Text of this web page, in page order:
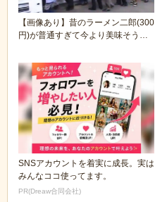
【画像あり】昔のラーメン二郎(300
円)が普通すぎて今より美味そうな
SNSアカウントを着実に成長。実は
みんなココ使ってます。
PR(Dreaw合同会社)